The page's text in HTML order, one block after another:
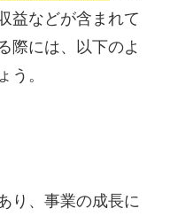
益などが含まれて
際には、以下のよ
う。
り、事業の成長に